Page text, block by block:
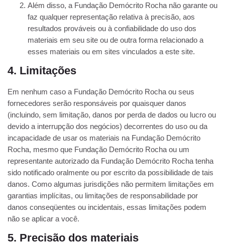
Além disso, a Fundação Demócrito Rocha não garante ou
faz qualquer representação relativa à precisão, aos
resultados prováveis ​​ou à confiabilidade do uso dos
materiais em seu site ou de outra forma relacionado a
esses materiais ou em sites vinculados a este site.
4. Limitações
Em nenhum caso a Fundação Demócrito Rocha ou seus
fornecedores serão responsáveis ​​por quaisquer danos
(incluindo, sem limitação, danos por perda de dados ou lucro ou
devido a interrupção dos negócios) decorrentes do uso ou da
incapacidade de usar os materiais na Fundação Demócrito
Rocha, mesmo que Fundação Demócrito Rocha ou um
representante autorizado da Fundação Demócrito Rocha tenha
sido notificado oralmente ou por escrito da possibilidade de tais
danos. Como algumas jurisdições não permitem limitações em
garantias implícitas, ou limitações de responsabilidade por
danos conseqüentes ou incidentais, essas limitações podem
não se aplicar a você.
5. Precisão dos materiais